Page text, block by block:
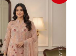
2,550.
is:
৳ 2,250.